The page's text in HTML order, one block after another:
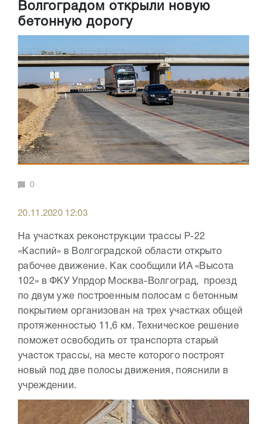
Волгоградом открыли новую
бетонную дорогу
0
20.11.2020 12:03
На участках реконструкции трассы Р-22
«Каспий» в Волгоградской области открыто
рабочее движение. Как сообщили ИА «Высота
102» в ФКУ Упрдор Москва-Волгоград, проезд
по двум уже построенным полосам с бетонным
покрытием организован на трех участках общей
протяженностью 11,6 км. Техническое решение
поможет освободить от транспорта старый
участок трассы, на месте которого построят
новый под две полосы движения, пояснили в
учреждении.